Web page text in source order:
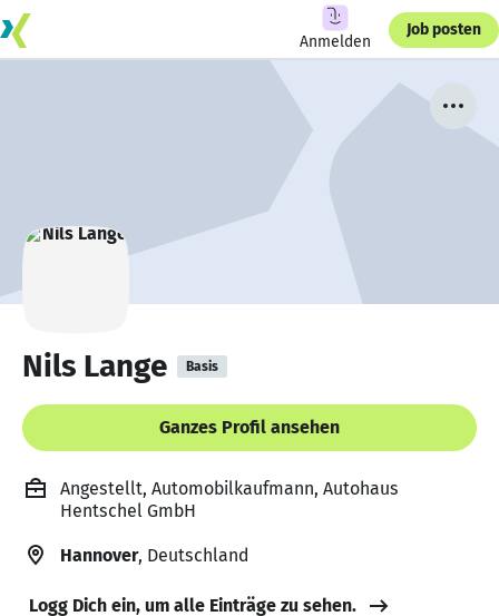
Anmelden
Job posten
Nils Lange Basis
Ganzes Profil ansehen
Angestellt, Automobilkaufmann, Autohaus
Hentschel GmbH
Hannover, Deutschland
Logg Dich ein, um alle Einträge zu sehen.